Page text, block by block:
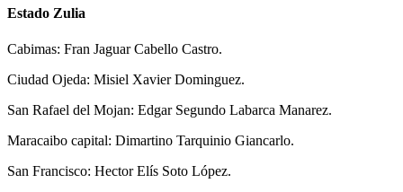
Estado Zulia
Cabimas: Fran Jaguar Cabello Castro.
Ciudad Ojeda: Misiel Xavier Dominguez.
San Rafael del Mojan: Edgar Segundo Labarca Manarez.
Maracaibo capital: Dimartino Tarquinio Giancarlo.
San Francisco: Hector Elís Soto López.